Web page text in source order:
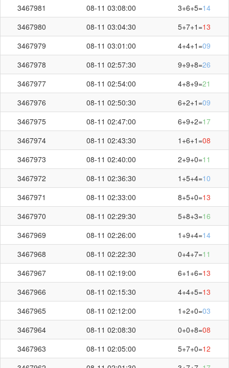
3467981
08-11 03:08:00 3+6+5=14
3467980
08-11 03:04:30 5+7+1=13
3467979
08-11 03:01:00 4+4+1=09
3467978
08-11 02:57:30 9+9+8=26
3467977
08-11 02:54:00 4+8+9=21
3467976
08-11 02:50:30 6+2+1=09
3467975
08-11 02:47:00 6+9+2=17
3467974
08-11 02:43:30 1+6+1=08
3467973
08-11 02:40:00 2+9+0=11
3467972
08-11 02:36:30 1+5+4=10
3467971
08-11 02:33:00 8+5+0=13
3467970
08-11 02:29:30 5+8+3=16
3467969
08-11 02:26:00 1+9+4=14
3467968
08-11 02:22:30 0+4+7=11
3467967
08-11 02:19:00 6+1+6=13
3467966
08-11 02:15:30 4+4+5=13
3467965
08-11 02:12:00 1+2+0=03
3467964
08-11 02:08:30 0+0+8=08
3467963
08-11 02:05:00 5+7+0=12